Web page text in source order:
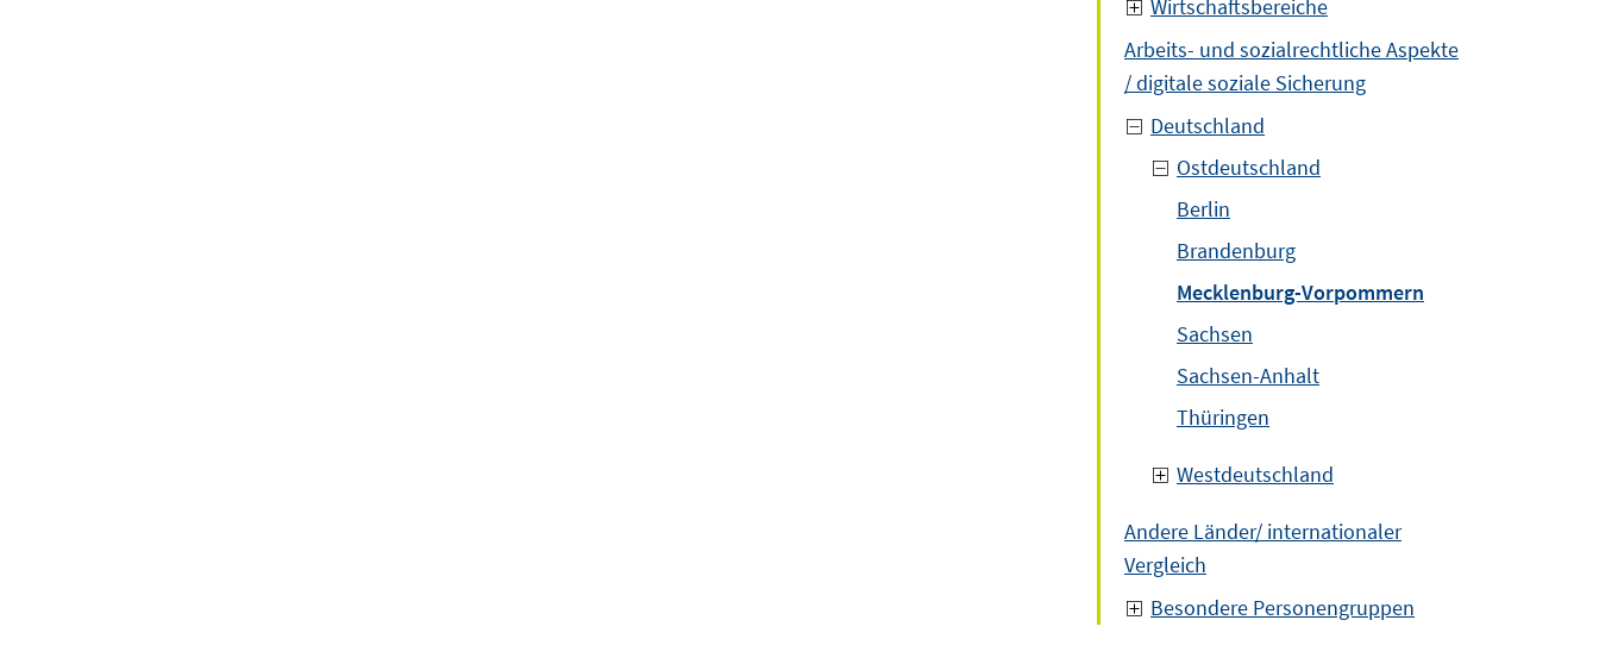
Wirtschaftsbereiche
Arbeits- und sozialrechtliche Aspekte
/ digitale soziale Sicherung
Deutschland
Ostdeutschland
Berlin
Brandenburg
Mecklenburg-Vorpommern
Sachsen
Sachsen-Anhalt
Thüringen
Westdeutschland
Andere Länder/ internationaler
Vergleich
Besondere Personengruppen